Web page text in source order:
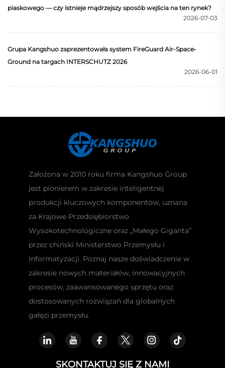
piaskowego — czy istnieje mądrzejszy sposób wejścia na ten rynek?
2026-07-03
Grupa Kangshuo zaprezentowała system FireGuard Air-Space-
Ground na targach INTERSCHUTZ 2026
2026-06-01
Założona w 2010 roku firma Kangshuo Group
jest pionierem w zakresie inteligentnej
produkcji kluczowych komponentów, uznana
za Krajowe Przedsiębiorstwo
Wysokotechnologiczne oraz „Małego Giganta”
przez chiński Ministerstwo Przemysłu i
Informatyzacji. Poznaj nasze doświadczenie w
zakresie nowych materiałów, innowacyjnych
procesów, zaawansowanego sprzętu oraz
dostosowanych rozwiązań dla globalnych
gałęzi przemysłu.
SKONTAKTUJ SIĘ Z NAMI